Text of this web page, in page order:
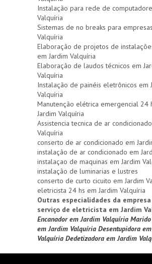
Instalação para rede de
Valquíria
Sistemas de no breaks para
Valquíria
Elaboração de projetos de
em Jardim Valquíria
Elaboração de laudos técnicos em
Valquíria
Instalação de painéis eletrônicos em
Valquíria
Manutenção elétrica emergencial 24
Jardim Valquíria
Assistencia tecnica de ar
Valquíria
conserto de ar condicionado em
instalação de ar condicionado em
instalaçao de maquinas em Jardim
instalação de luminarias e lustres
conserto de curto cicuito em Jardim
eletricista 24 hs em Jardim Valquíria
Outras especialidades da
serviço de eletricista em Jardim
Encanador em Jardim Valquíria
em Jardim Valquíria Desentupidora
Valquíria Dedetizadora em Jardim